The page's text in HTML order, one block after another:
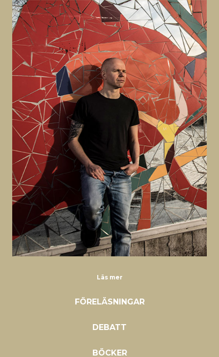
Läs mer
FÖRELÄSNINGAR
DEBATT
BÖCKER